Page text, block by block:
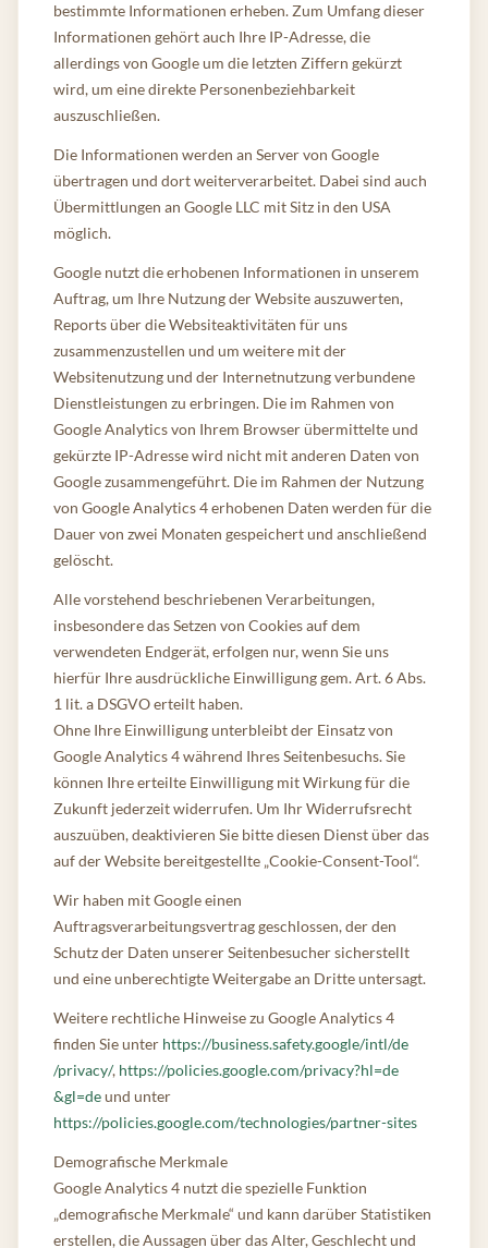
bestimmte Informationen erheben. Zum Umfang dieser
Informationen gehört auch Ihre IP-Adresse, die
allerdings von Google um die letzten Ziffern gekürzt
wird, um eine direkte Personenbeziehbarkeit
auszuschließen.
Die Informationen werden an Server von Google
übertragen und dort weiterverarbeitet. Dabei sind auch
Übermittlungen an Google LLC mit Sitz in den USA
möglich.
Google nutzt die erhobenen Informationen in unserem
Auftrag, um Ihre Nutzung der Website auszuwerten,
Reports über die Websiteaktivitäten für uns
zusammenzustellen und um weitere mit der
Websitenutzung und der Internetnutzung verbundene
Dienstleistungen zu erbringen. Die im Rahmen von
Google Analytics von Ihrem Browser übermittelte und
gekürzte IP-Adresse wird nicht mit anderen Daten von
Google zusammengeführt. Die im Rahmen der Nutzung
von Google Analytics 4 erhobenen Daten werden für die
Dauer von zwei Monaten gespeichert und anschließend
gelöscht.
Alle vorstehend beschriebenen Verarbeitungen,
insbesondere das Setzen von Cookies auf dem
verwendeten Endgerät, erfolgen nur, wenn Sie uns
hierfür Ihre ausdrückliche Einwilligung gem. Art. 6 Abs.
1 lit. a DSGVO erteilt haben.
Ohne Ihre Einwilligung unterbleibt der Einsatz von
Google Analytics 4 während Ihres Seitenbesuchs. Sie
können Ihre erteilte Einwilligung mit Wirkung für die
Zukunft jederzeit widerrufen. Um Ihr Widerrufsrecht
auszuüben, deaktivieren Sie bitte diesen Dienst über das
auf der Website bereitgestellte „Cookie-Consent-Tool“.
Wir haben mit Google einen
Auftragsverarbeitungsvertrag geschlossen, der den
Schutz der Daten unserer Seitenbesucher sicherstellt
und eine unberechtigte Weitergabe an Dritte untersagt.
Weitere rechtliche Hinweise zu Google Analytics 4
finden Sie unter https://business.safety.google/intl/de
/privacy/, https://policies.google.com/privacy?hl=de
&gl=deund unter
https://policies.google.com/technologies/partner-sites
Demografische Merkmale
Google Analytics 4 nutzt die spezielle Funktion
„demografische Merkmale“ und kann darüber Statistiken
erstellen, die Aussagen über das Alter, Geschlecht und